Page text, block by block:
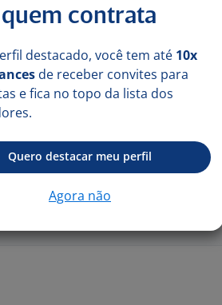
Exigências
Escolaridade Mínima:
Denunciar vaga
contrata
destacado, você tem até 10x
de receber convites para
e fica no topo da lista dos
Quero destacar meu perfil
Agora não